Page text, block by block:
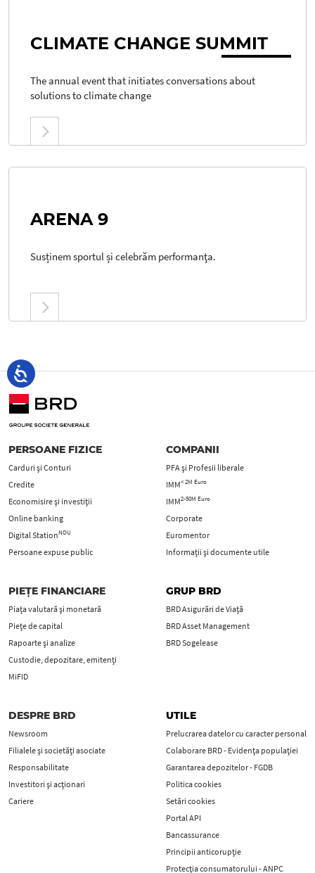
CLIMATE CHANGE SUMMIT
The annual event that initiates conversations about
solutions to climate change
ARENA 9
Susținem sportul și celebrăm performanţa.
PERSOANE FIZICE
Carduri şi Conturi
Credite
Economisire și investiții
Online banking
Digital StationNOU
Persoane expuse public
COMPANII
PFA şi Profesii liberale
IMM< 2M Euro
IMM2-50M Euro
Corporate
Euromentor
Informații și documente utile
PIEȚE FINANCIARE
Piața valutară și monetară
Piețe de capital
Rapoarte și analize
Custodie, depozitare, emitenți
MiFID
GRUP BRD
BRD Asigurări de Viață
BRD Asset Management
BRD Sogelease
DESPRE BRD
Newsroom
Filialele și societăți asociate
Responsabilitate
Investitori și acționari
Cariere
UTILE
Prelucrarea datelor cu caracter personal
Colaborare BRD - Evidența populației
Garantarea depozitelor - FGDB
Politica cookies
Setări cookies
Portal API
Bancassurance
Principii anticorupţie
Protecţia consumatorului - ANPC